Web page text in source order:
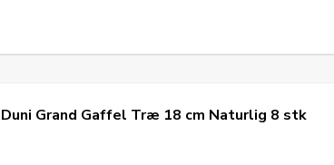
Duni Grand Gaffel Træ 18 cm Naturlig 8 stk